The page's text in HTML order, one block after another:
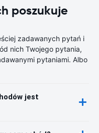
poszukuje
zadawanych pytań i
nich Twojego pytania,
pytaniami. Albo
jest